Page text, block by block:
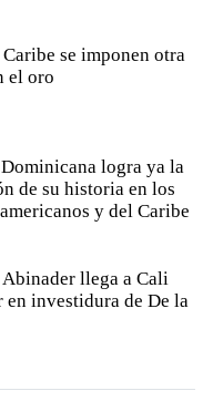
se imponen otra
el oro
logra ya la
de su historia en los
y del Caribe
Abinader llega a Cali
en investidura de De la